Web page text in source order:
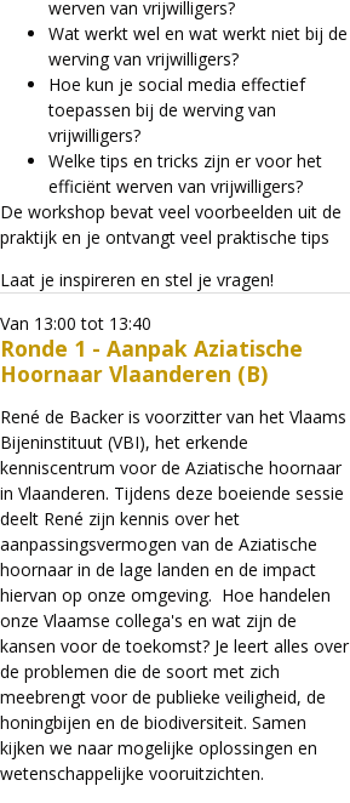
werven van vrijwilligers?
Wat werkt wel en wat werkt niet bij de
werving van vrijwilligers?
Hoe kun je social media effectief
toepassen bij de werving van
vrijwilligers?
Welke tips en tricks zijn er voor het
efficiënt werven van vrijwilligers?
De workshop bevat veel voorbeelden uit de
praktijk en je ontvangt veel praktische tips
Laat je inspireren en stel je vragen!
Van 13:00 tot 13:40
Ronde 1 - Aanpak Aziatische
Hoornaar Vlaanderen (B)
René de Backer is voorzitter van het Vlaams
Bijeninstituut (VBI), het erkende
kenniscentrum voor de Aziatische hoornaar
in Vlaanderen. Tijdens deze boeiende sessie
deelt René zijn kennis over het
aanpassingsvermogen van de Aziatische
hoornaar in de lage landen en de impact
hiervan op onze omgeving. Hoe handelen
onze Vlaamse collega's en wat zijn de
kansen voor de toekomst? Je leert alles over
de problemen die de soort met zich
meebrengt voor de publieke veiligheid, de
honingbijen en de biodiversiteit. Samen
kijken we naar mogelijke oplossingen en
wetenschappelijke vooruitzichten.